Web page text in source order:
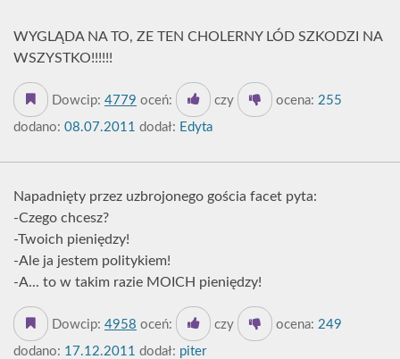
WYGLĄDA NA TO, ZE TEN CHOLERNY LÓD SZKODZI NA
WSZYSTKO!!!!!!
Dowcip: 4779 oceń: czy ocena: 255
dodano: 08.07.2011 dodał: Edyta
Napadnięty przez uzbrojonego gościa facet pyta:
-Czego chcesz?
-Twoich pieniędzy!
-Ale ja jestem politykiem!
-A... to w takim razie MOICH pieniędzy!
Dowcip: 4958 oceń: czy ocena: 249
dodano: 17.12.2011 dodał: piter